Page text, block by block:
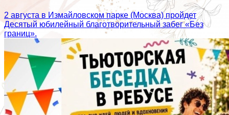
2 августа в Измайловском парке (Москва) пройдет
Десятый юбилейный благотворительный забег «Без
границ».